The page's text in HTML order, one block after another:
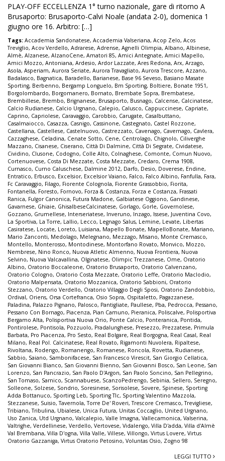
PLAY-OFF ECCELLENZA 1° turno nazionale, gare di ritorno A
Brusaporto: Brusaporto-Calvi Noale (andata 2-0), domenica 1
giugno ore 16. Arbitro: […]
Tags: Accademia Sandonatese, Accademia Valseriana, Acop Zelo, Acos
Treviglio, Acov Verdello, Adrarese, Adrense, Agnelli Olimpia, Albano, Albinese,
Almè, Alzanese, AlzanoCene, Amatori 85, Amici Antegnate, Amici Mapello,
Amici Mozzo, Antoniana, Ardesio, Ardor Lazzate, Ares Redona, Arx, Arzago,
Asola, Asperiam, Aurora Seriate, Aurora Travagliato, Aurora Trescore, Azzano,
Badalasco, Bagnatica, Baradello, Barianese, Base 96 Seveso, Basiano Masate
Sporting, Berbenno, Bergamp Longuelo, Bm Sporting, Boltiere, Bonate 1951,
Borgolombardo, Borgomanero, Bornato, Brembate Sopra, Brembatese,
Brembillese, Brembo, Brignanese, Brusaporto, Busnago, Calcense, Calcinatese,
Calcio Rudianese, Calcio Urgnano, Calepio, Calusco, Cappuccinese, Capriate,
Caprino, Capriolese, Caravaggio, Carobbio, Carugate, Casalbuttano,
Casalmaiocco, Casazza, Casnigo, Cassinone, Castegnato, Castel Rozzone,
Castellana, Castellese, Castelnuovo, Castrezzato, Cavenago, Cavernago, Cavlera,
Cazzaghese, Celadina, Cenate Sotto, Cene, Centrolago, Chignolo, Ciliverghe
Mazzano, Cisanese, Ciserano, Città Di Dalmine, Città Di Segrate, Cividatese,
Cividino, Clusone, Codogno, Colle Alto, Colnaghese, Comonte, Comun Nuovo,
Cortenuovese, Costa Di Mezzate, Costa Mezzate, Credaro, Crema 1908,
Curnasco, Curno Caluschese, Dalmine 2012, Darfo, Desio, Doverese, Endine,
Entratico, Erbusco, Excelsior, Excelsior Vaiano, Falco, Falco Albino, Fanfulla, Fara,
Fc Caravaggio, Filago, Fiorente Colognola, Fiorente Grassobbio, Fiorita,
Fontanella, Foresto, Fornovo, Forza & Costanza, Forza e Costanza, Frassati
Ranica, Fulgor Canonica, Futura Madone, Galbiatese Oggiono, Gandinese,
Gavarnese, Ghiaie, GhisalbeseCalcinatese, Gorlago, Gorle, Governolese,
Gozzano, Grumellese, Interseriatese, Inveruno, Inzago, Issese, Juventina Covo,
La Sportiva, La Torre, Lallio, Lecco, Legnago Salus, Lemine, Levate, Libertas
Casiratese, Locate, Loreto, Luisiana, Mapello Bonate, MapelloBonate, Mariano,
Mario Zanconti, Medolago, Melegnano, Mezzago, Misano, Monte Cremasco,
Montello, Monterosso, Montodinese, Montorfano Rovato, Monvico, Mozzo,
Nembrese, Nino Ronco, Nuova Atletic Almenno, Nuova Frontiera, Nuova
Selvino, Nuova Valcavallina, Olginatese, Olimpic Trezzanese, Ome, Oratorio
Albino, Oratorio Boccaleone, Oratorio Brusaporto, Oratorio Calvenzano,
Oratorio Cologno, Oratorio Costa Mezzate, Oratorio Leffe, Oratorio Maclodio,
Oratorio Malpensata, Oratorio Mozzanica, Oratorio Sabbioni, Oratorio
Stezzano, Oratorio Verdello, Oratorio Villaggio Degli Sposi, Oratorio Zandobbio,
Ordival, Oriens, Orsa Cortefranca, Osio Sopra, Ospitaletto, Pagazzanese,
Paladina, Palazzo Pignano, Palosco, Pantigliate, Paullese, Pba, Pedrocca, Pessano,
Pessano Con Bornago, Piacenza, Pian Camuno, Pieranica, Poliscalve, Polisportiva
Bergamo Alta, Polisportiva Nuova Orio, Ponte Calcio, Ponteranica, Pontida,
Pontirolese, Pontisola, Pozzuolo, Pradalunghese, Presezzo, Prezzatese, Primula
Barbata, Pro Piacenza, Pro Sesto, Real Bolgare, Real Borgogna, Real Casal, Real
Milano, Real Pol. Calcinatese, Real Rovato, Rigamonti Nuvolera, Ripaltese,
Rivoltana, Rodengo, Romanengo, Romanese, Roncola, Rovetta, Rudianese,
Sabbio, Saiano, Sambonifacese, San Francesco Virescit, San Giorgio Cellatica,
San Giovanni Bianco, San Giovanni Bienno, San Giovanni Bosco, San Leone, San
Lorenzo, San Pancrazio, San Paolo D'Argon, San Paolo Soncino, San Pellegrino,
San Tomaso, Sarnico, Scannabuese, ScanzoPedrengo, Sebinia, Sellero, Seregno,
Solleone, Solzese, Sondrio, Soresinese, Sorisolese, Sovere, Spinese, Sporting
Adda Bottanuco, Sporting Leb, Sporting Tlc, Sporting Valentino Mazzola,
Stezzanese, Suisio,Tavernola,Torre De' Roveri,Trescore Cremasco,Trevigliese,
Tribiano,Tribulina, Ubialese, Unica Futura, Unitas Coccaglio, United Urgnano,
Uso Zanica, Utd Urgnano, Valcalepio, Valle Imagna, Vallecamonica, Valserina,
Valtrighe, Verdellinese, Verdello, Vertovese, Vidalengo, Villa D'adda, Villa d'Almè
Val Brembana, Villa D'ogna, Villa Valle, Villese, Villongo, Virtus Lovere, Virtus
Oratorio Gazzaniga, Virtus Oratorio Petosino, Voluntas Osio, Zogno 98
LEGGI TUTTO